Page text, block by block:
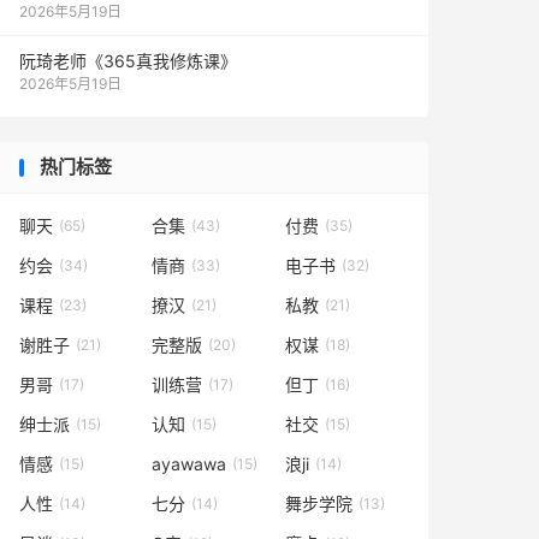
2026年5月19日
阮琦老师《365真我修炼课》
2026年5月19日
热门标签
聊天 (65) 合集 (43) 付费 (35)
约会 (34) 情商 (33) 电子书 (32)
课程 (23) 撩汉 (21) 私教 (21)
谢胜子 (21) 完整版 (20) 权谋 (18)
男哥 (17) 训练营 (17) 但丁 (16)
绅士派 (15) 认知 (15) 社交 (15)
情感 (15) ayawawa (15) 浪ji (14)
人性 (14) 七分 (14) 舞步学院 (13)